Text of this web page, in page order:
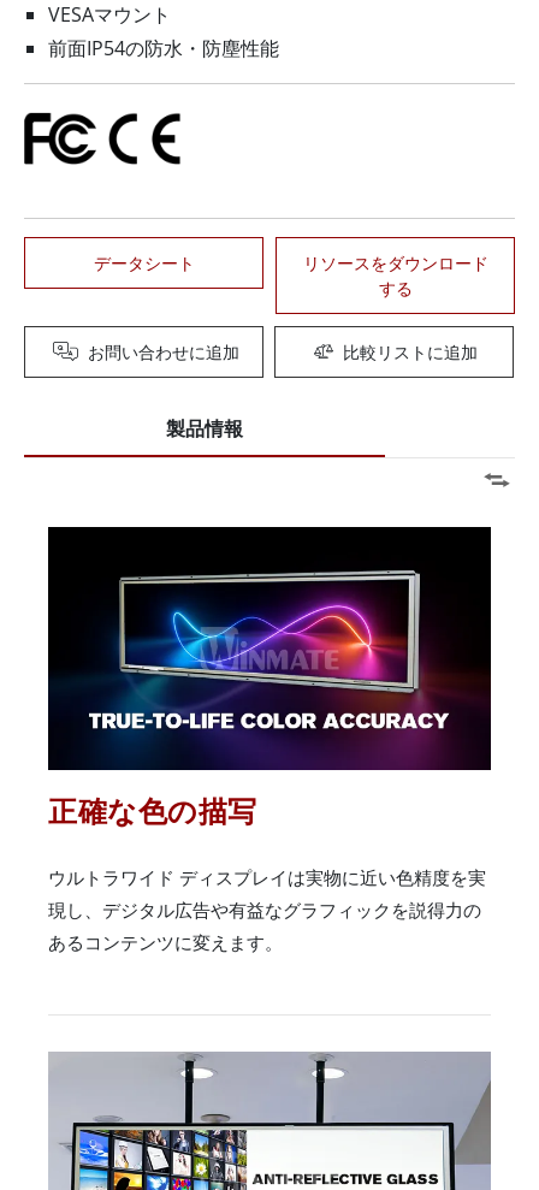
VESAマウント
前面IP54の防水・防塵性能
データシート
リソースをダウンロード
する
お問い合わせに追加 比較リストに追加
製品情報
正確な色の描写
ウルトラワイド ディスプレイは実物に近い色精度を実
現し、デジタル広告や有益なグラフィックを説得力の
あるコンテンツに変えます。